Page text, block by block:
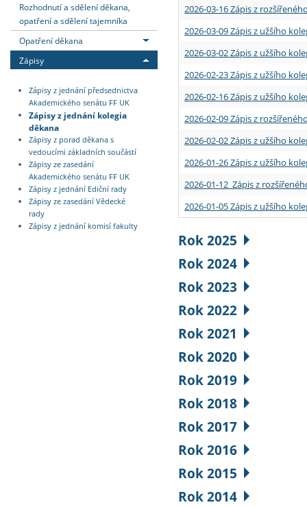
Rozhodnutí a sdělení děkana,
opatření a sdělení tajemníka
Opatření děkana
Zápisy
Zápisy z jednání předsednictva
Akademického senátu FF UK
Zápisy z jednání kolegia
děkana
Zápisy z porad děkana s
vedoucími základních součástí
Zápisy ze zasedání
Akademického senátu FF UK
Zápisy z jednání Ediční rady
Zápisy ze zasedání Vědecké
rady
Zápisy z jednání komisí fakulty
2026-03-16 Zápis z
2026-03-09 Zápis z užšího
2026-03-02 Zápis z užšího
2026-02-23 Zápis z užšího
2026-02-16 Zápis z užšího
2026-02-09 Zápis z
2026-02-02 Zápis z užšího
2026-01-26 Zápis z užšího
2026-01-12 Zápis z
2026-01-05 Zápis z užšího
Rok 2025
Rok 2024
Rok 2023
Rok 2022
Rok 2021
Rok 2020
Rok 2019
Rok 2018
Rok 2017
Rok 2016
Rok 2015
Rok 2014